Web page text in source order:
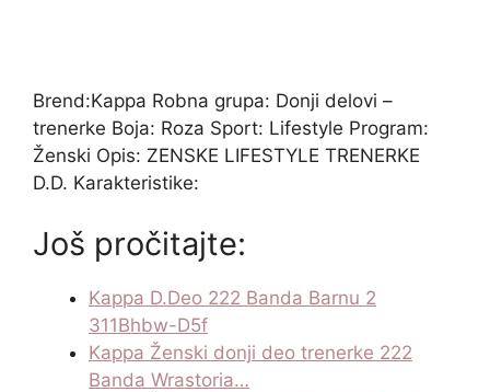
Brend:Kappa Robna grupa: Donji delovi –
trenerke Boja: Roza Sport: Lifestyle Program:
Ženski Opis: ZENSKE LIFESTYLE TRENERKE
D.D. Karakteristike:
Još pročitajte:
Kappa D.Deo 222 Banda Barnu 2
311Bhbw-D5f
Kappa Ženski donji deo trenerke 222
Banda Wrastoria…